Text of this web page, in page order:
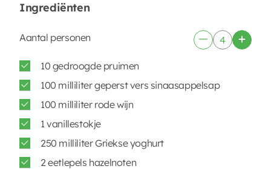
Ingrediënten
Aantal personen
10 gedroogde pruimen
100 milliliter geperst vers sinaasappelsap
100 milliliter rode wijn
1 vanillestokje
250 milliliter Griekse yoghurt
2 eetlepels hazelnoten